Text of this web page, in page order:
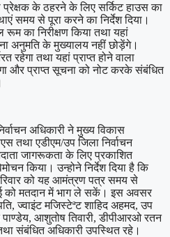
प्रेक्षक के ठहरने के लिए सर्किट हाउस का
समय से पूरा करने का निर्देश दिया।
का निरीक्षण किया तथा यहां
अनुमति के मुख्यालय नहीं छोड़ेंगे।
रहेगा तथा यहां प्राप्त होने वाला
और प्राप्त सूचना को नोट करके संबंधित
अधिकारी ने मुख्य विकास
तथा एडीएम/उप जिला निर्वाचन
जागरूकता के लिए प्रकाशित
किया। उन्होने निर्देश दिया है कि
को यह आमंत्रण पत्र समय से
को मतदान में भाग ले सकें। इस अवसर
ज्वाइंट मजिस्टेªट शाहिद अहमद, उप
पाण्डेय, आशुतोष तिवारी, डीपीआरओ रतन
संबंधित अधिकारी उपस्थित रहे।